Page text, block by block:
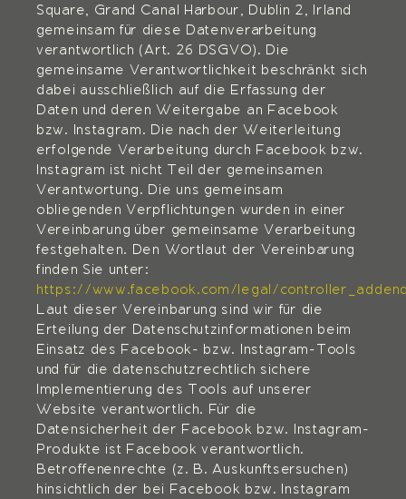
Square, Grand Canal Harbour, Dublin 2, Irland
gemeinsam für diese Datenverarbeitung
verantwortlich (Art. 26 DSGVO). Die
gemeinsame Verantwortlichkeit beschränkt sich
dabei ausschließlich auf die Erfassung der
Daten und deren Weitergabe an Facebook
bzw. Instagram. Die nach der Weiterleitung
erfolgende Verarbeitung durch Facebook bzw.
Instagram ist nicht Teil der gemeinsamen
Verantwortung. Die uns gemeinsam
obliegenden Verpflichtungen wurden in einer
Vereinbarung über gemeinsame Verarbeitung
festgehalten. Den Wortlaut der Vereinbarung
finden Sie unter:
https://www.facebook.com/legal/
Laut dieser Vereinbarung sind wir für die
Erteilung der Datenschutzinformationen beim
Einsatz des Facebook- bzw. Instagram-Tools
und für die datenschutzrechtlich sichere
Implementierung des Tools auf unserer
Website verantwortlich. Für die
Datensicherheit der Facebook bzw. Instagram-
Produkte ist Facebook verantwortlich.
Betroffenenrechte (z. B. Auskunftsersuchen)
hinsichtlich der bei Facebook bzw. Instagram